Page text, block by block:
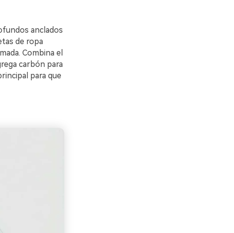
anclados
de ropa
Combina el
carbón para
para que